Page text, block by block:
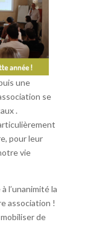
une
se
.
pour leur
vie
l’unanimité la
association !
de